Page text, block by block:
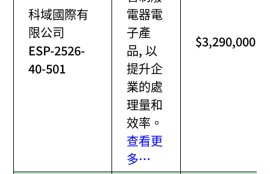
科域國際有
限公司
ESP-2526-
40-501
電器電
子產
品, 以
提升企
業的處
理量和
效率。
查看更
多…
$3,290,000